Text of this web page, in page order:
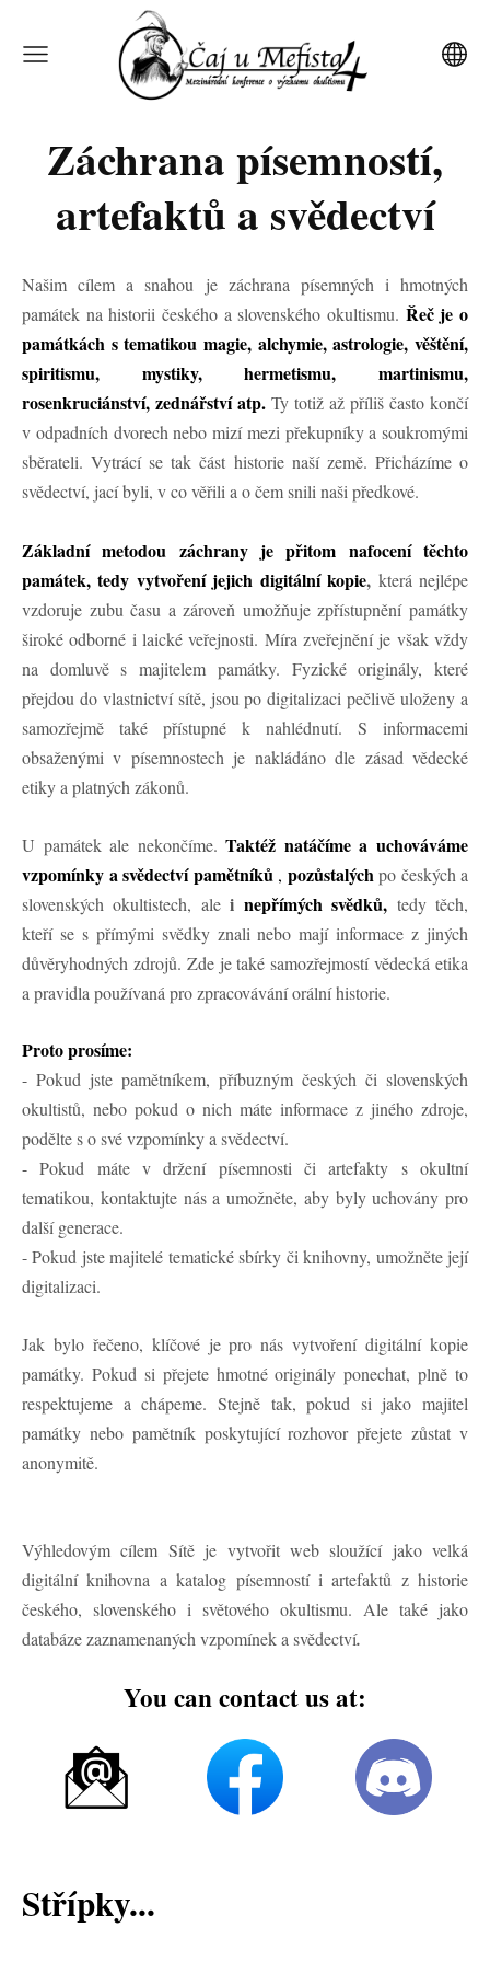
Záchrana písemností,
artefaktů a svědectví
Našim cílem a snahou je záchrana písemných i hmotných
památek na historii českého a slovenského okultismu. Řeč je o
památkách s tematikou magie, alchymie, astrologie, věštění,
spiritismu, mystiky, hermetismu, martinismu,
rosenkruciánství, zednářství atp. Ty totiž až příliš často končí
v odpadních dvorech nebo mizí mezi překupníky a soukromými
sběrateli. Vytrácí se tak část historie naší země. Přicházíme o
svědectví, jací byli, v co věřili a o čem snili naši předkové.
Základní metodou záchrany je přitom nafocení těchto
památek, tedy vytvoření jejich digitální kopie, která nejlépe
vzdoruje zubu času a zároveň umožňuje zpřístupnění památky
široké odborné i laické veřejnosti. Míra zveřejnění je však vždy
na domluvě s majitelem památky. Fyzické originály, které
přejdou do vlastnictví sítě, jsou po digitalizaci pečlivě uloženy a
samozřejmě také přístupné k nahlédnutí. S informacemi
obsaženými v písemnostech je nakládáno dle zásad vědecké
etiky a platných zákonů.
U památek ale nekončíme. Taktéž natáčíme a uchováváme
vzpomínky a svědectví pamětníků , pozůstalých po českých a
slovenských okultistech, alei nepřímých svědků, tedy těch,
kteří se s přímými svědky znali nebo mají informace z jiných
důvěryhodných zdrojů. Zde je také samozřejmostí vědecká etika
a pravidla používaná pro zpracovávání orální historie.
Proto prosíme:
- Pokud jste pamětníkem, příbuzným českých či slovenských
okultistů, nebo pokud o nich máte informace z jiného zdroje,
podělte s o své vzpomínky a svědectví.
- Pokud máte v držení písemnosti či artefakty s okultní
tematikou, kontaktujte nás a umožněte, aby byly uchovány pro
další generace.
- Pokud jste majitelé tematické sbírky či knihovny, umožněte její
digitalizaci.
Jak bylo řečeno, klíčové je pro nás vytvoření digitální kopie
památky. Pokud si přejete hmotné originály ponechat, plně to
respektujeme a chápeme. Stejně tak, pokud si jako majitel
památky nebo pamětník poskytující rozhovor přejete zůstat v
anonymitě.
Výhledovým cílem Sítě je vytvořit web sloužící jako velká
digitální knihovna a katalog písemností i artefaktů z historie
českého, slovenského i světového okultismu. Ale také jako
databáze zaznamenaných vzpomínek a svědectví.
You can contact us at:
Střípky...